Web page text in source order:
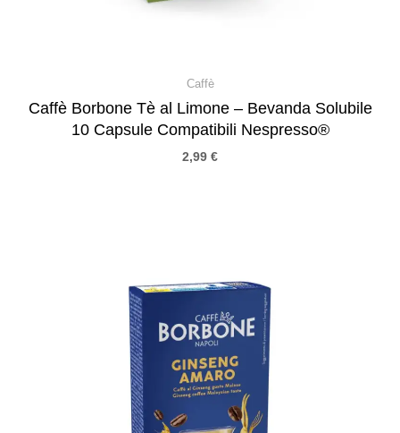
Caffè
Caffè Borbone Tè al Limone – Bevanda Solubile
10 Capsule Compatibili Nespresso®
2,99 €